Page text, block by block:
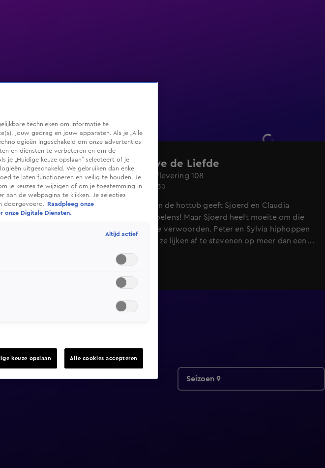
Lang Leve de Liefde
Seizoen 9, aflevering 108
Wo 3 juni, 18:30
Een knuffel in de hottub geeft Sjoerd en Claudia
warme gevoelens! Maar Sjoerd heeft moeite om die
gevoelens te verwoorden. Peter en Sylvia hiphoppen
erop los! En ze lijken af te stevenen op meer dan een
latrelatie.
Seizoen 9
technieken om informatie te
jouw gedrag en jouw apparaten. Als je „Alle
ingeschakeld om onze advertenties
en diensten te verbeteren en om de
je „Huidige keuze opslaan” selecteert of je
uitgeschakeld. We gebruiken dan enkel
te laten functioneren en veilig te houden. Je
je keuzes te wijzigen of om je toestemming in
aan de webpagina te klikken. Je selecties
doorgevoerd.
Raadpleeg onze
onze Digitale Diensten.
Altijd actief
keuze opslaan Alle cookies accepteren